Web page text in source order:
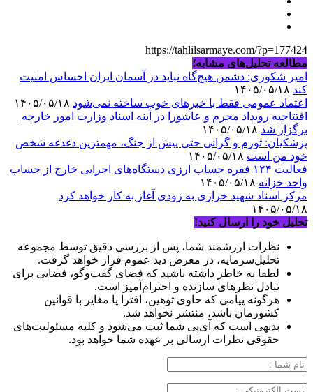
https://tahlilsarmaye.com/?p=177424
مطالعه تحلیل‌های مشابه؛
امیر شکوری: دشمن هیچ‌گاه نباید در آسمان ایران احساس امنیت
کند
اعتماد عمومی فقط با خبرهای خوب ساخته نمی‌شود
افتتاحیه رویداد محرم و عاشورا در آینه اسناد وزارت امور خارجه
برگزار شد
پزشکیان: تورم و گرانی حتی پیش از جنگ، مهمترین دغدغه شخص
خود من است
فعالیت ۱۲۴ فقره حساب ارزی دستگاه‌های اجرایی خارج از حساب
واحد خزانه
مرکز اسناد شهید خرازی به زودی آغاز به کار خواهد کرد
۱۴۰۵/۰۵/۱۸
تحلیل خود را ارسال کنید!
نظرات ارزشمند شما، پس از بررسی دقیق توسط مجموعه
تحلیل‌سرمایه، در معرض دید عموم قرار خواهد گرفت.
لطفا به خاطر داشته باشید که فضای گفت‌وگو، فضایی برای
تبادل نظرهای سازنده و احترام‌آمیز است.
هرگونه پیامی که حاوی توهین، افترا یا مغایر با قوانین
کشورمان باشد، منتشر نخواهد شد.
بدیهی است که آی‌پی شما ثبت می‌شود و کلیه مسئولیت‌های
حقوقی نظرات ارسالی بر عهده شما خواهد بود.